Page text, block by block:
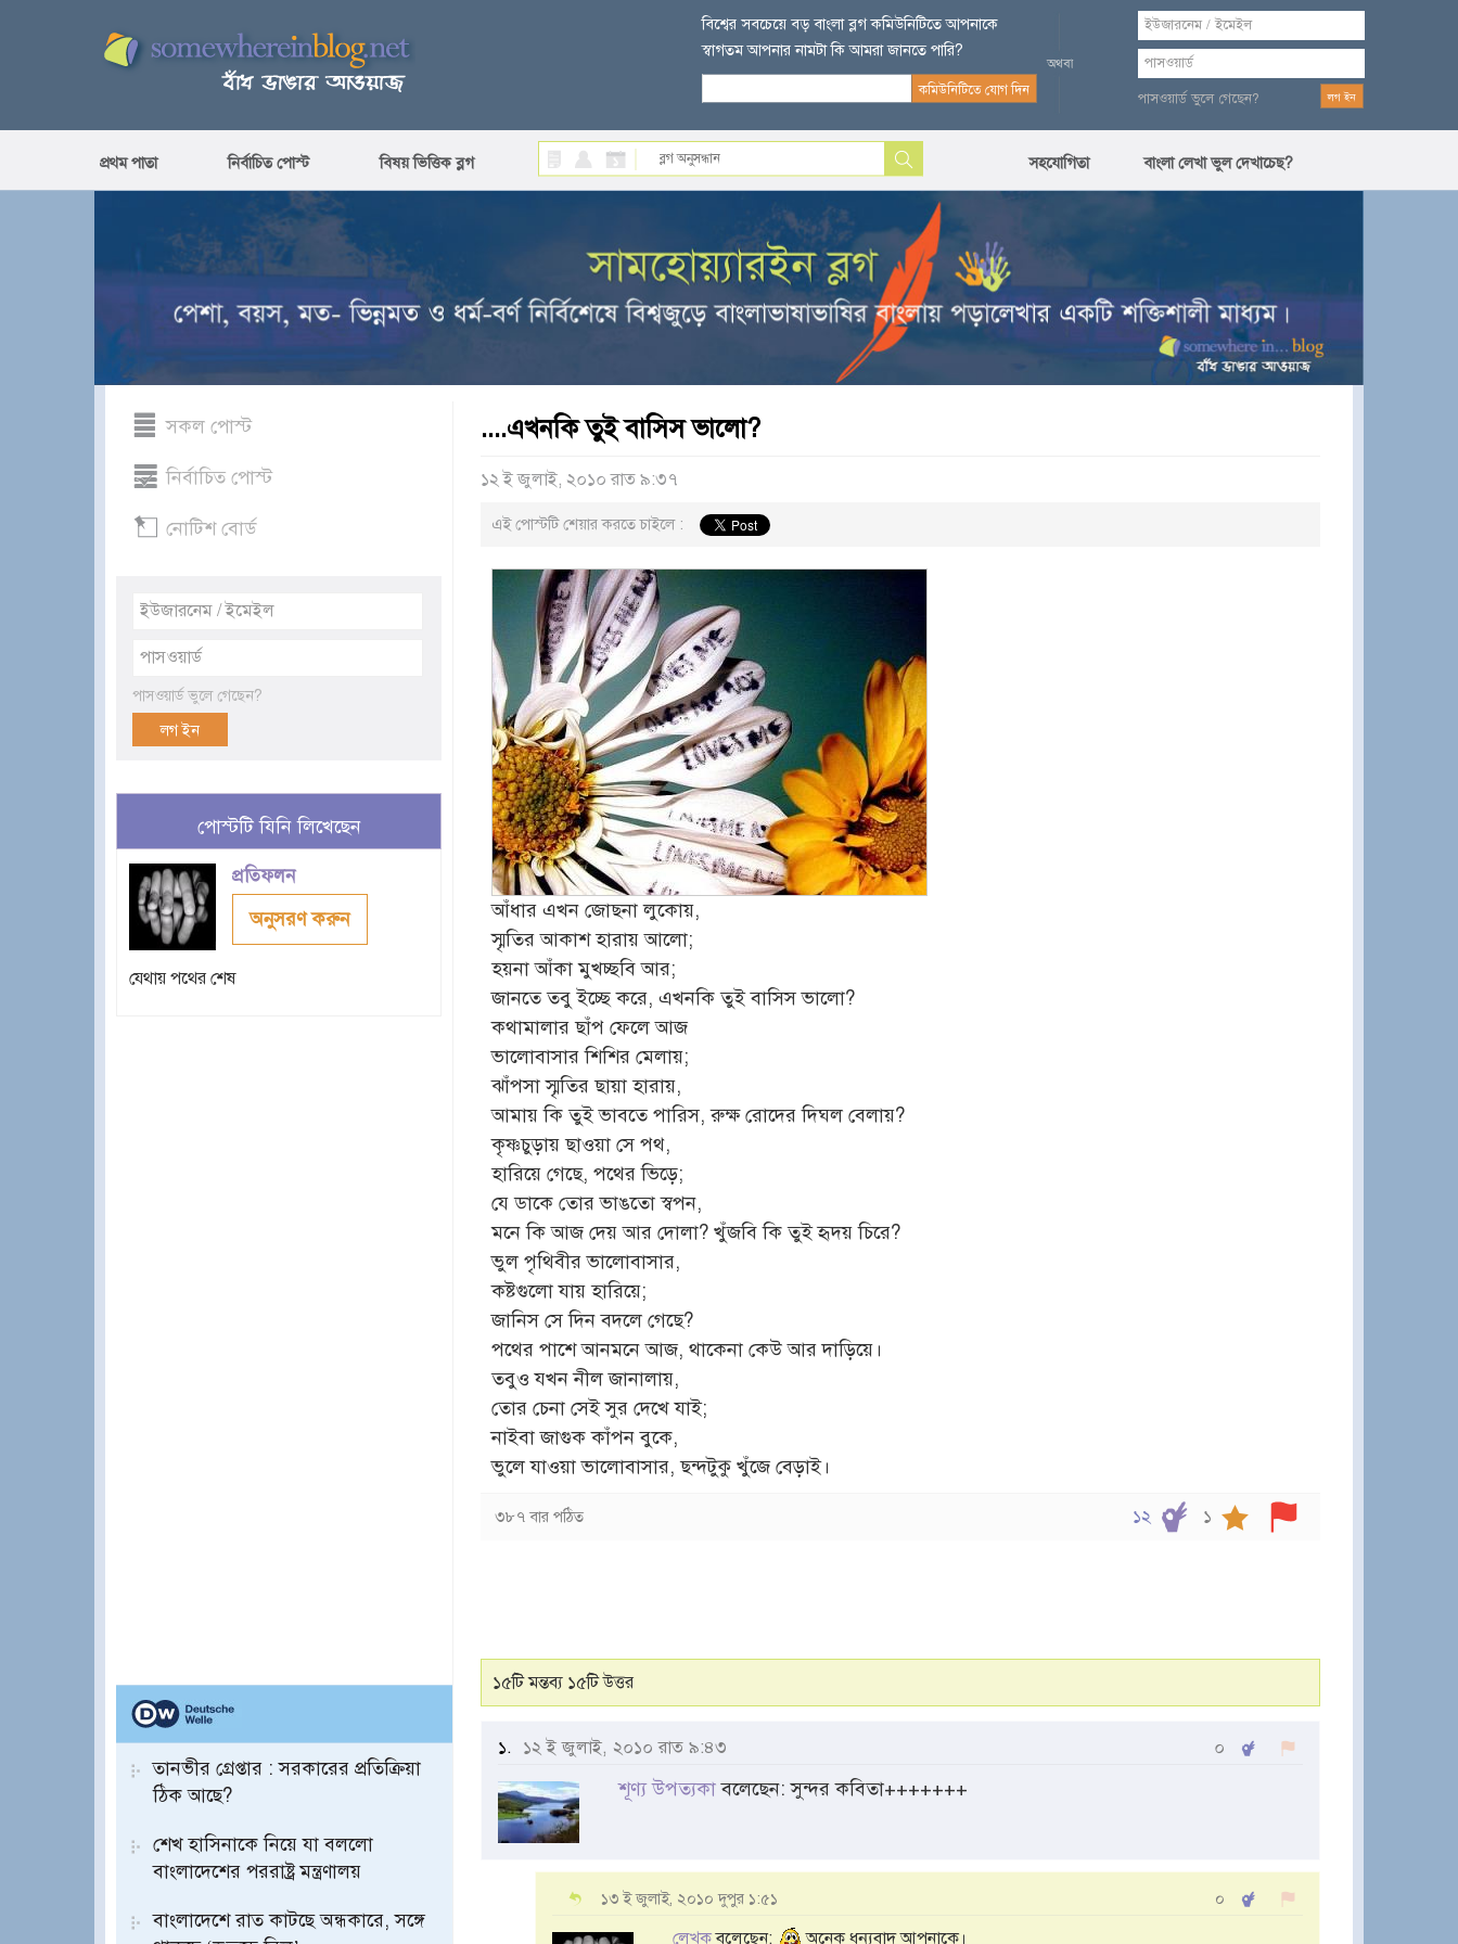
বিশ্বের সবচেয়ে বড় বাংলা ব্লগ কমিউনিটিতে আপনাকে
স্বাগতম আপনার নামটা কি আমরা জানতে পারি?
পাসওয়ার্ড ভুলে গেছেন?
প্রথম পাতা নির্বাচিত পোস্ট বিষয় ভিত্তিক ব্লগ সহযোগিতা বাংলা লেখা ভুল দেখাচেছ?
সকল পোস্ট
নির্বাচিত পোস্ট
নোটিশ বোর্ড
পাসওয়ার্ড ভুলে গেছেন?
পোস্টটি যিনি লিখেছেন
প্রতিফলন
অনুসরণ করুন
যেথায় পথের শেষ
তানভীর গ্রেপ্তার : সরকারের প্রতিক্রিয়া
ঠিক আছে?
শেখ হাসিনাকে নিয়ে যা বললো
বাংলাদেশের পররাষ্ট্র মন্ত্রণালয়
বাংলাদেশে রাত কাটছে অন্ধকারে, সঙ্গে
....এখনকি তুই বাসিস ভালো?
১২ ই জুলাই, ২০১০ রাত ৯:৩৭
এই পোস্টটি শেয়ার করতে চাইলে :
আঁধার এখন জোছনা লুকোয়,
স্মৃতির আকাশ হারায় আলো;
হয়না আঁকা মুখচ্ছবি আর;
জানতে তবু ইচ্ছে করে, এখনকি তুই বাসিস ভালো?
কথামালার ছাঁপ ফেলে আজ
ভালোবাসার শিশির মেলায়;
ঝাঁপসা স্মৃতির ছায়া হারায়,
আমায় কি তুই ভাবতে পারিস, রুক্ষ রোদের দিঘল বেলায়?
কৃষ্ণচুড়ায় ছাওয়া সে পথ,
হারিয়ে গেছে, পথের ভিড়ে;
যে ডাকে তোর ভাঙতো স্বপন,
মনে কি আজ দেয় আর দোলা? খুঁজবি কি তুই হৃদয় চিরে?
ভুল পৃথিবীর ভালোবাসার,
কষ্টগুলো যায় হারিয়ে;
জানিস সে দিন বদলে গেছে?
পথের পাশে আনমনে আজ, থাকেনা কেউ আর দাড়িয়ে।
তবুও যখন নীল জানালায়,
তোর চেনা সেই সুর দেখে যাই;
নাইবা জাগুক কাঁপন বুকে,
ভুলে যাওয়া ভালোবাসার, ছন্দটুকু খুঁজে বেড়াই।
৩৮৭ বার পঠিত ১
১২
১৫টি মন্তব্য ১৫টি উত্তর
১. ১২ ই জুলাই, ২০১০ রাত ৯:৪৩ ০
শূণ্য উপত্যকাবলেছেন: সুন্দর কবিতা+++++++
১৩ ই জুলাই, ২০১০ দুপুর ১:৫১ ০
লেখকবলেছেন: অনেক ধন্যবাদ আপনাকে।